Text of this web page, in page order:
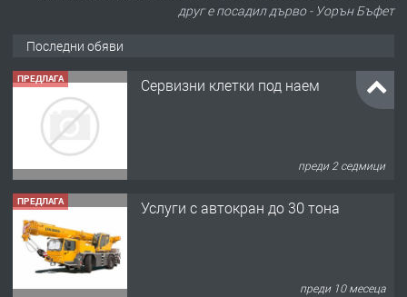
друг е посадил дърво - Уорън Бъфет
Последни обяви
ПРЕДЛАГА Сервизни клетки под наем
преди 2 седмици
ПРЕДЛАГА Услуги с автокран до 30 тона
преди 10 месеца